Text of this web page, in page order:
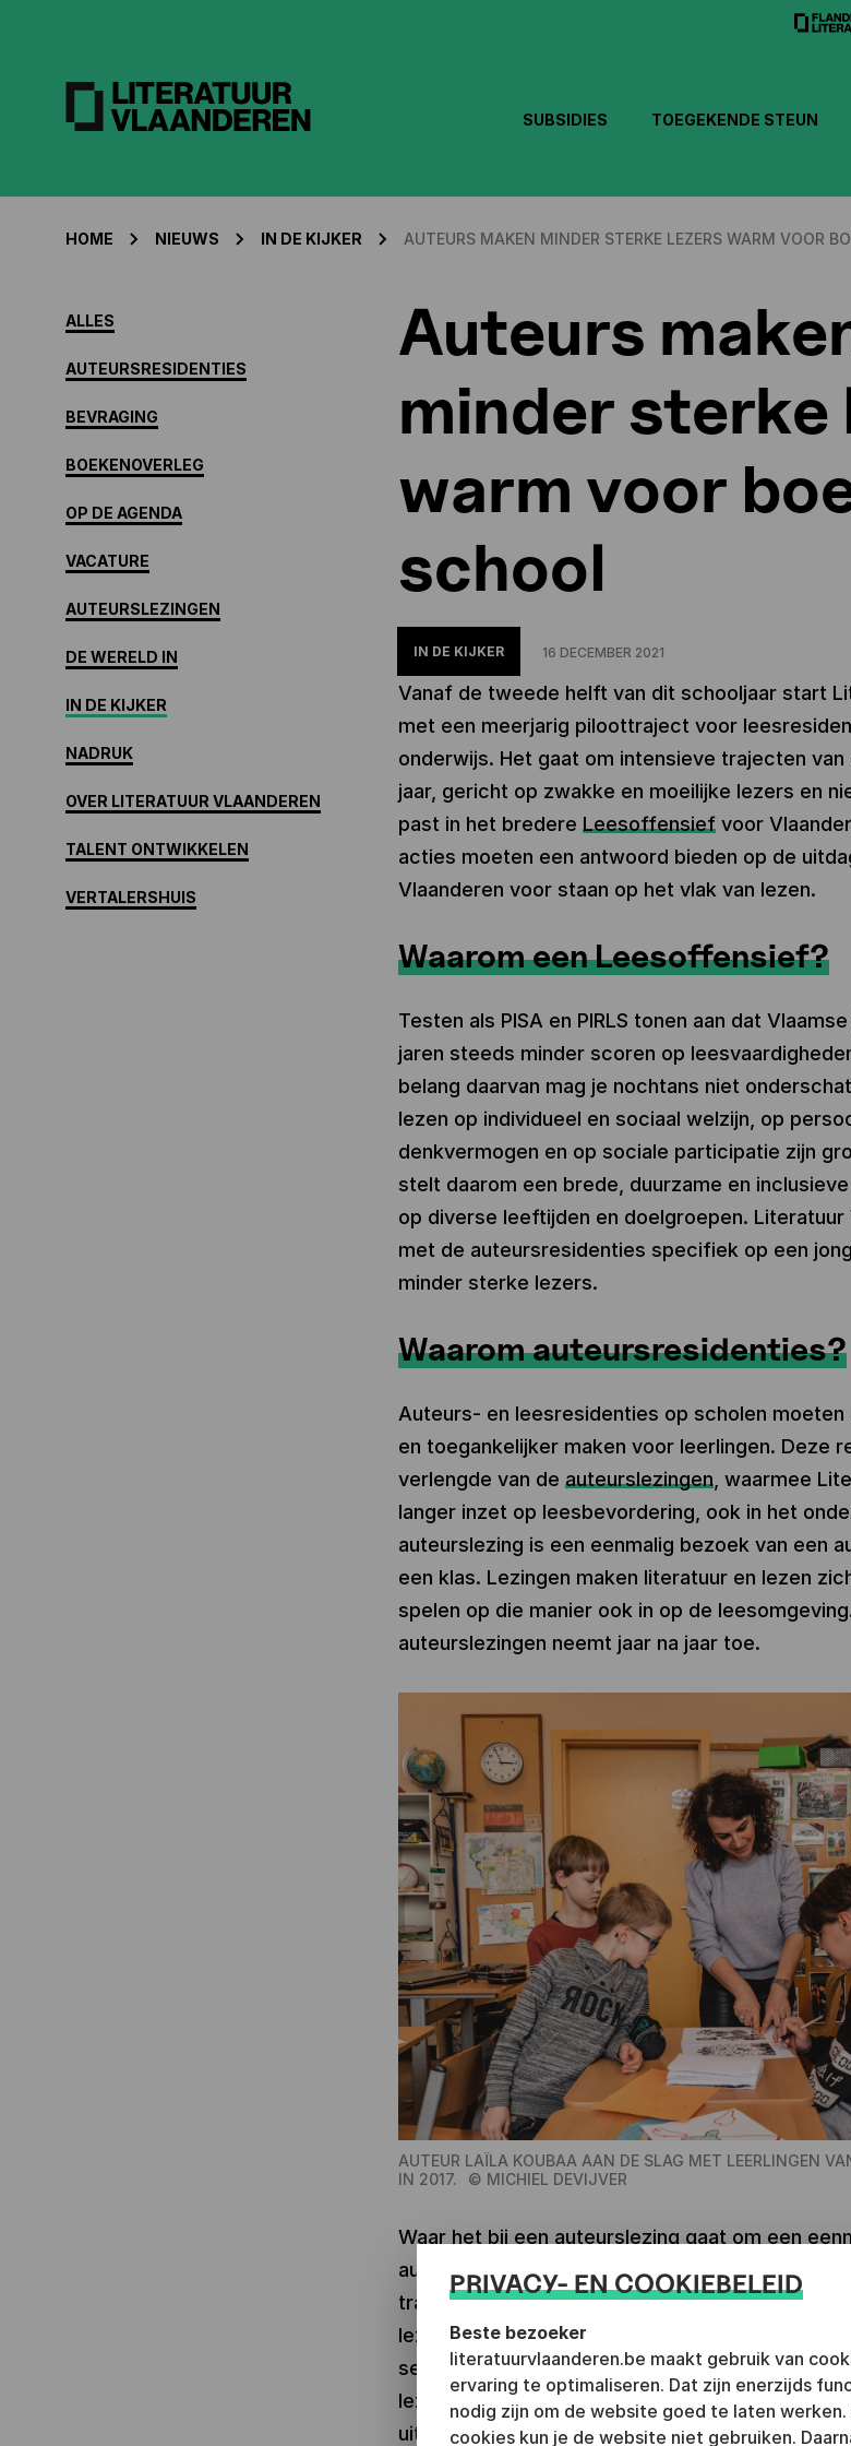
SUBSIDIES TOEGEKENDE STEUN
HOME NIEUWS IN DE KIJKER AUTEURS MAKEN MINDER STERKE LEZERS WARM VOOR
ALLES
AUTEURSRESIDENTIES
BEVRAGING
BOEKENOVERLEG
OP DE AGENDA
VACATURE
AUTEURSLEZINGEN
DE WERELD IN
IN DE KIJKER
NADRUK
OVER LITERATUUR VLAANDEREN
TALENT ONTWIKKELEN
VERTALERSHUIS
Auteurs
minder sterke
warm voor
school
IN DE KIJKER 16 DECEMBER 2021
Vanaf de tweede helft van dit schooljaar start
met een meerjarig piloottraject voor
onderwijs. Het gaat om intensieve trajecten
jaar, gericht op zwakke en moeilijke lezers en
past in het bredere Leesoffensiefvoor
acties moeten een antwoord bieden op de
Vlaanderen voor staan op het vlak van lezen.
Waarom een Leesoffensief?
Testen als PISA en PIRLS tonen aan dat
jaren steeds minder scoren op
belang daarvan mag je nochtans niet
lezen op individueel en sociaal welzijn, op
denkvermogen en op sociale participatie zijn
stelt daarom een brede, duurzame en
op diverse leeftijden en doelgroepen.
met de auteursresidenties specifiek op een
minder sterke lezers.
Waarom auteursresidenties?
Auteurs- en leesresidenties op scholen
en toegankelijker maken voor leerlingen. Deze
verlengde van de auteurslezingen, waarmee
langer inzet op leesbevordering, ook in het
auteurslezing is een eenmalig bezoek van een
een klas. Lezingen maken literatuur en lezen
spelen op die manier ook in op de
auteurslezingen neemt jaar na jaar toe.
AUTEUR LAÏLA KOUBAA AAN DE SLAG MET LEERLINGEN
IN 2017.
© MICHIEL DEVIJVER
Waar het bij een auteurslezing gaat om een
auteursresidenties in op een langer en
trajecten zal de focus ook specifiek liggen op
lezers en niet-lezers. Het is de bedoeling dat
semester(s) lang in een school met de
lezen en schrijven. Bovendien willen de
uitdagen om meer te lezen, maar ook om te
PRIVACY- EN COOKIEBELEID
Beste bezoeker
literatuurvlaanderen.be maakt gebruik van
ervaring te optimaliseren. Dat zijn enerzijds
nodig zijn om de website goed te laten
cookies kun je de website niet gebruiken.